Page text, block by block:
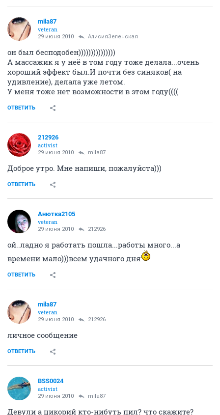
mila87
veteran
29 июня 2010 АлисияЗеленская
он был бесподобен)))))))))))))))
А массажик я у неё в том году тоже делала...очень
хороший эффект был.И почти без синяков( на
удивление), делала уже летом.
У меня тоже нет возможности в этом году((((
ОТВЕТИТЬ
212926
activist
29 июня 2010 mila87
Доброе утро. Мне напиши, пожалуйста)))
ОТВЕТИТЬ
Анютка2105
veteran
29 июня 2010 212926
ой..ладно я работать пошла...работы много...а
времени мало)))всем удачного дня
ОТВЕТИТЬ
mila87
veteran
29 июня 2010 212926
личное сообщение
ОТВЕТИТЬ
BSS0024
activist
29 июня 2010 mila87
Девули а цикорий кто-нибуть пил? что скажите?